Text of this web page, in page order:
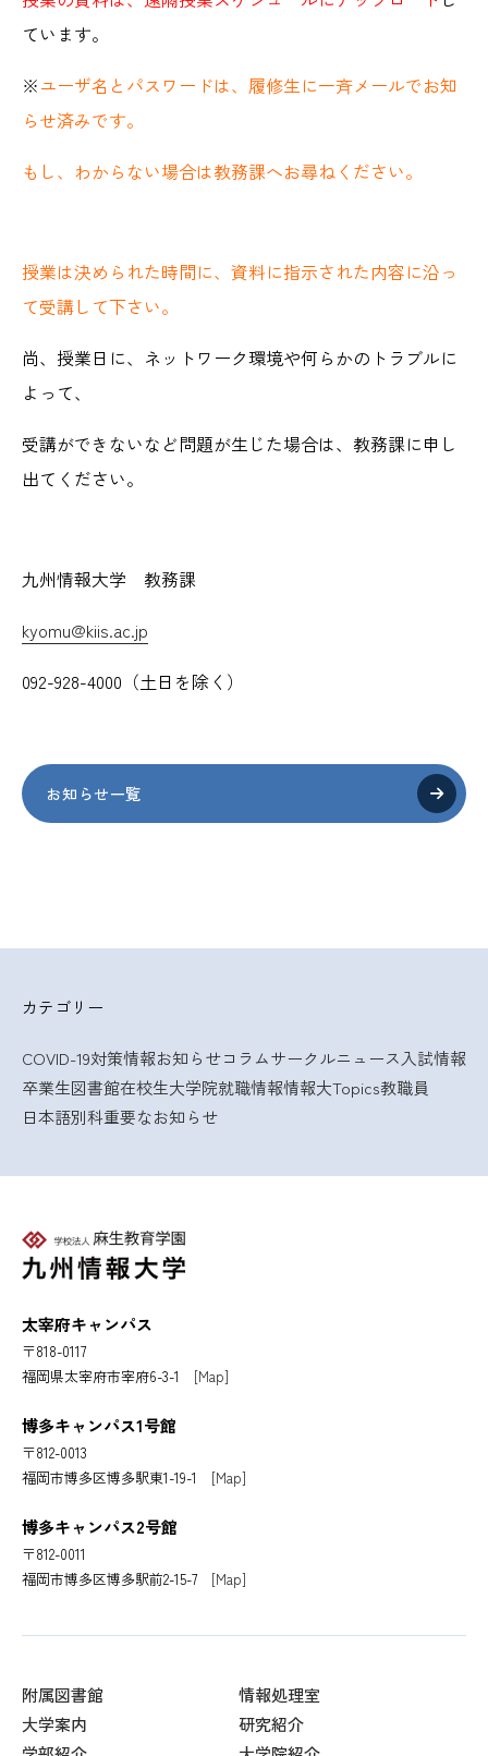
てい ます。
※ユーザ名とパスワードは、履修生に一斉メールでお知
らせ済みです。
もし、わからない場合は教務課へお尋ねください。
授業は決められた時間に、資料に指示された内容に沿っ
て受講して下さい。
尚、授業日に、ネットワーク環境や何らかのトラブルに
よって、
受講ができないなど問題が生じた場合は、教務課に申し
出てください。
九州情報大学 教務課
kyomu@kiis.ac.jp
092-928-4000（土日を除く）
お知らせ一覧
カテゴリー
COVID-19対策情報お知らせコラムサークルニュース入試情報
卒業生図書館在校生大学院就職情報情報大Topics教職員
日本語別科重要なお知らせ
太宰府キャンパス
〒818-0117
福岡県太宰府市宰府6-3-1 [Map]
博多キャンパス1号館
〒812-0013
福岡市博多区博多駅東1-19-1 [Map]
博多キャンパス2号館
〒812-0011
福岡市博多区博多駅前2-15-7 [Map]
附属図書館
情報処理室
大学案内
研究紹介